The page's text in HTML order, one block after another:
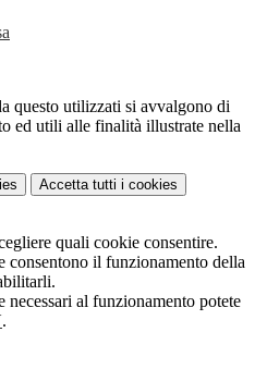
questo utilizzati si avvalgono di
ed utili alle finalità illustrate nella
Accetta tutti i cookies
quali cookie consentire.
consentono il funzionamento della
al funzionamento potete
.